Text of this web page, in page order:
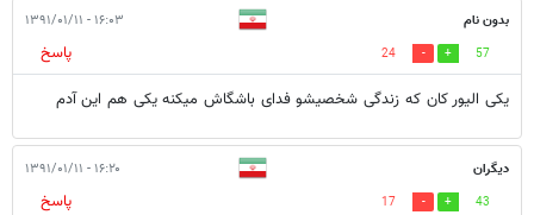
بدون نام ۱۶:۰۳ - ۱۳۹۱/۰۱/۱۱
57
24
پاسخ
یکی الیور کان که زندگی شخصیشو فدای باشگاش میکنه یکی هم این آدم
دیگران ۱۶:۲۰ - ۱۳۹۱/۰۱/۱۱
43
17
پاسخ